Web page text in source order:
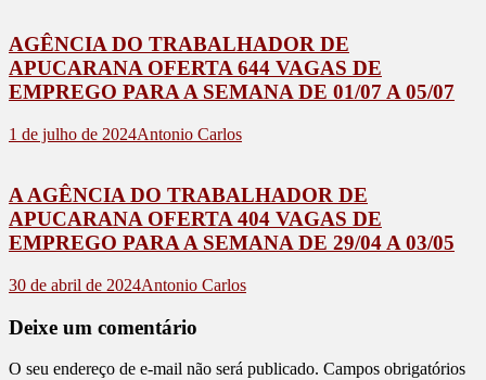
AGÊNCIA DO TRABALHADOR DE
APUCARANA OFERTA 644 VAGAS DE
EMPREGO PARA A SEMANA DE 01/07 A 05/07
1 de julho de 2024Antonio Carlos
A AGÊNCIA DO TRABALHADOR DE
APUCARANA OFERTA 404 VAGAS DE
EMPREGO PARA A SEMANA DE 29/04 A 03/05
30 de abril de 2024Antonio Carlos
Deixe um comentário
O seu endereço de e-mail não será publicado. Campos obrigatórios